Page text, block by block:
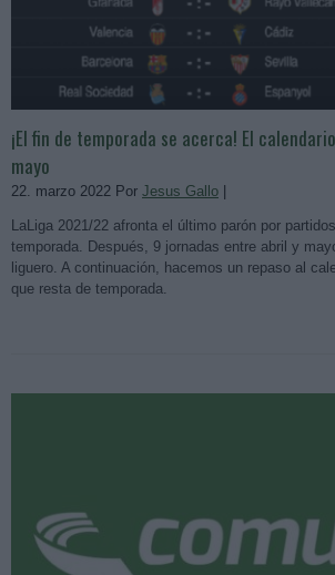
¡El fin de temporada se acerca! El
mayo
22. marzo 2022 Por Jesus Gallo
LaLiga 2021/22 afronta el último parón por
temporada. Después, 9 jornadas entre abril y
liguero. A continuación, hacemos un repaso al
que resta de temporada.